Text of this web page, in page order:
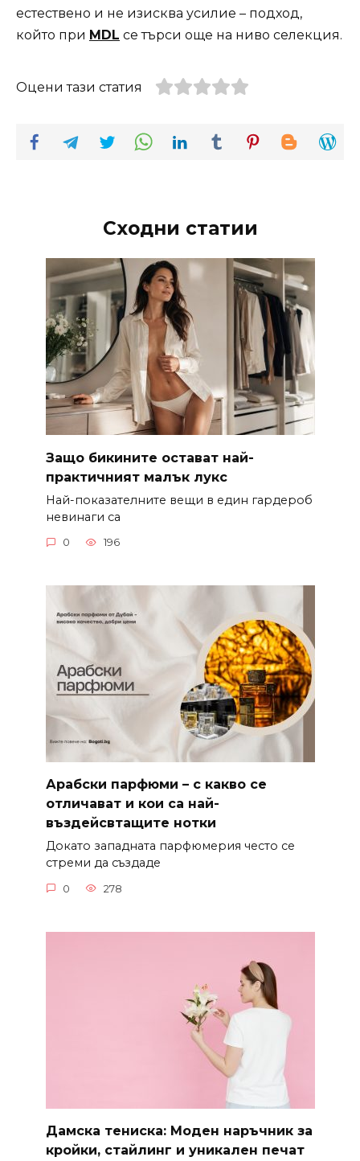
естествено и не изисква усилие – подход,
който при MDL се търси още на ниво селекция.
Оцени тази статия
Сходни статии
Защо бикините остават най-
практичният малък лукс
Най-показателните вещи в един гардероб
невинаги са
0 196
Арабски парфюми – с какво се
отличават и кои са най-
въздейсвтащите нотки
Докато западната парфюмерия често се
стреми да създаде
0 278
Дамска тениска: Моден наръчник за
кройки, стайлинг и уникален печат